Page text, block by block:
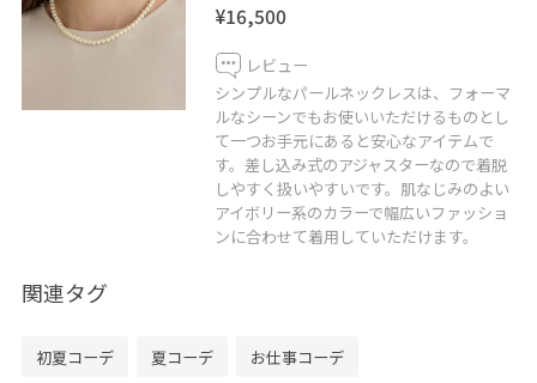
¥16,500
レビュー
シンプルなパールネックレスは、フォーマ
ルなシーンでもお使いいただけるものとし
て一つお手元にあると安心なアイテムで
す。差し込み式のアジャスターなので着脱
しやすく扱いやすいです。肌なじみのよい
アイボリー系のカラーで幅広いファッショ
ンに合わせて着用していただけます。
関連タグ
初夏コーデ 夏コーデ お仕事コーデ